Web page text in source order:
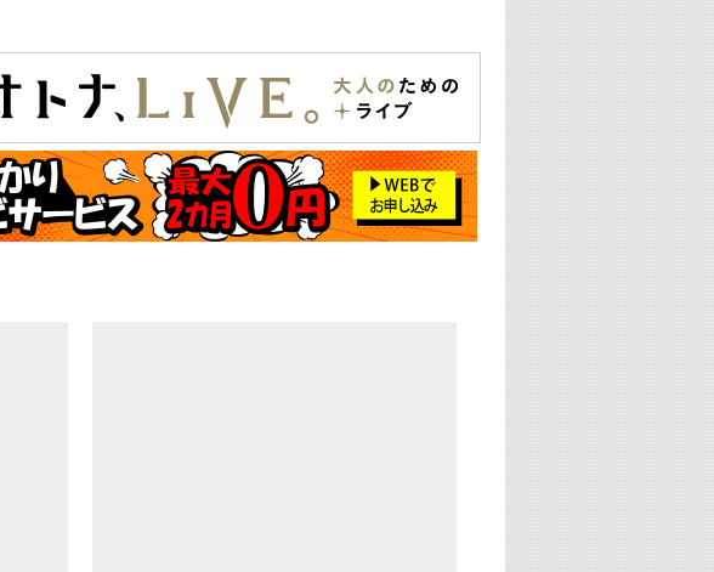
24:00
K-POP 第3世代特集
K-POP 第4世代特集
25:00
あのころヒッツ! 一挙5時間！
2021→2025年